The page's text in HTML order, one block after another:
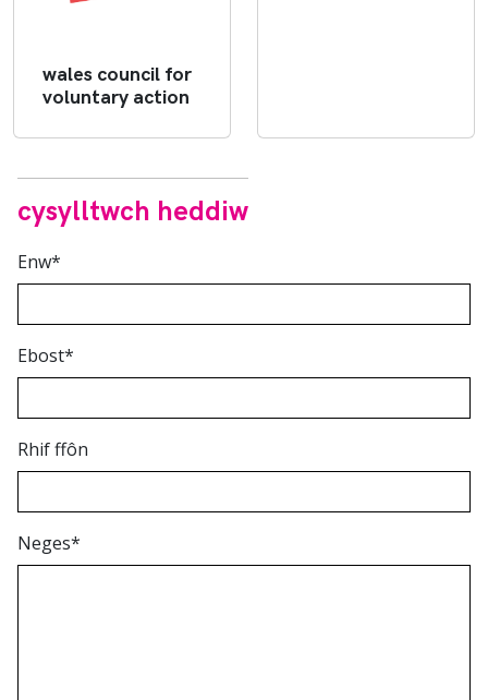
wales council for
voluntary action
cysylltwch heddiw
Enw*
Ebost*
Rhif ffôn
Neges*